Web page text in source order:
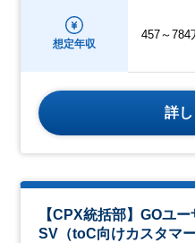
想定年収
457～784
詳
【CPX統括部】GOユ
SV（toC向けカスタマ